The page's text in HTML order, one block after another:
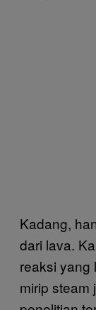
Kadang,
dari lava.
reaksi yang
mirip steam